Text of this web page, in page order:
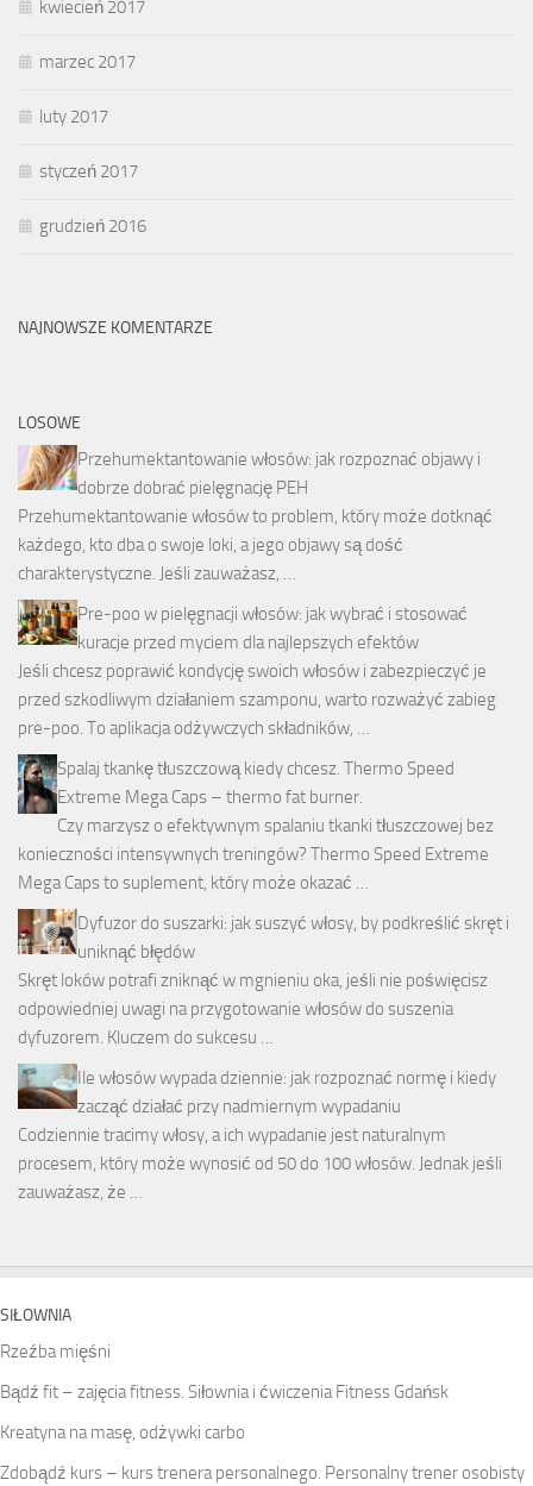
kwiecień 2017
marzec 2017
luty 2017
styczeń 2017
grudzień 2016
NAJNOWSZE KOMENTARZE
LOSOWE
Przehumektantowanie włosów: jak rozpoznać objawy i
dobrze dobrać pielęgnację PEH
Przehumektantowanie włosów to problem, który może dotknąć
każdego, kto dba o swoje loki, a jego objawy są dość
charakterystyczne. Jeśli zauważasz, …
Pre-poo w pielęgnacji włosów: jak wybrać i stosować
kuracje przed myciem dla najlepszych efektów
Jeśli chcesz poprawić kondycję swoich włosów i zabezpieczyć je
przed szkodliwym działaniem szamponu, warto rozważyć zabieg
pre-poo. To aplikacja odżywczych składników, …
Spalaj tkankę tłuszczową kiedy chcesz. Thermo Speed
Extreme Mega Caps – thermo fat burner.
Czy marzysz o efektywnym spalaniu tkanki tłuszczowej bez
konieczności intensywnych treningów? Thermo Speed Extreme
Mega Caps to suplement, który może okazać …
Dyfuzor do suszarki: jak suszyć włosy, by podkreślić skręt i
uniknąć błędów
Skręt loków potrafi zniknąć w mgnieniu oka, jeśli nie poświęcisz
odpowiedniej uwagi na przygotowanie włosów do suszenia
dyfuzorem. Kluczem do sukcesu …
Ile włosów wypada dziennie: jak rozpoznać normę i kiedy
zacząć działać przy nadmiernym wypadaniu
Codziennie tracimy włosy, a ich wypadanie jest naturalnym
procesem, który może wynosić od 50 do 100 włosów. Jednak jeśli
zauważasz, że …
SIŁOWNIA
Rzeźba mięśni
Bądź fit – zajęcia fitness. Siłownia i ćwiczenia Fitness Gdańsk
Kreatyna na masę, odżywki carbo
Zdobądź kurs – kurs trenera personalnego. Personalny trener osobisty